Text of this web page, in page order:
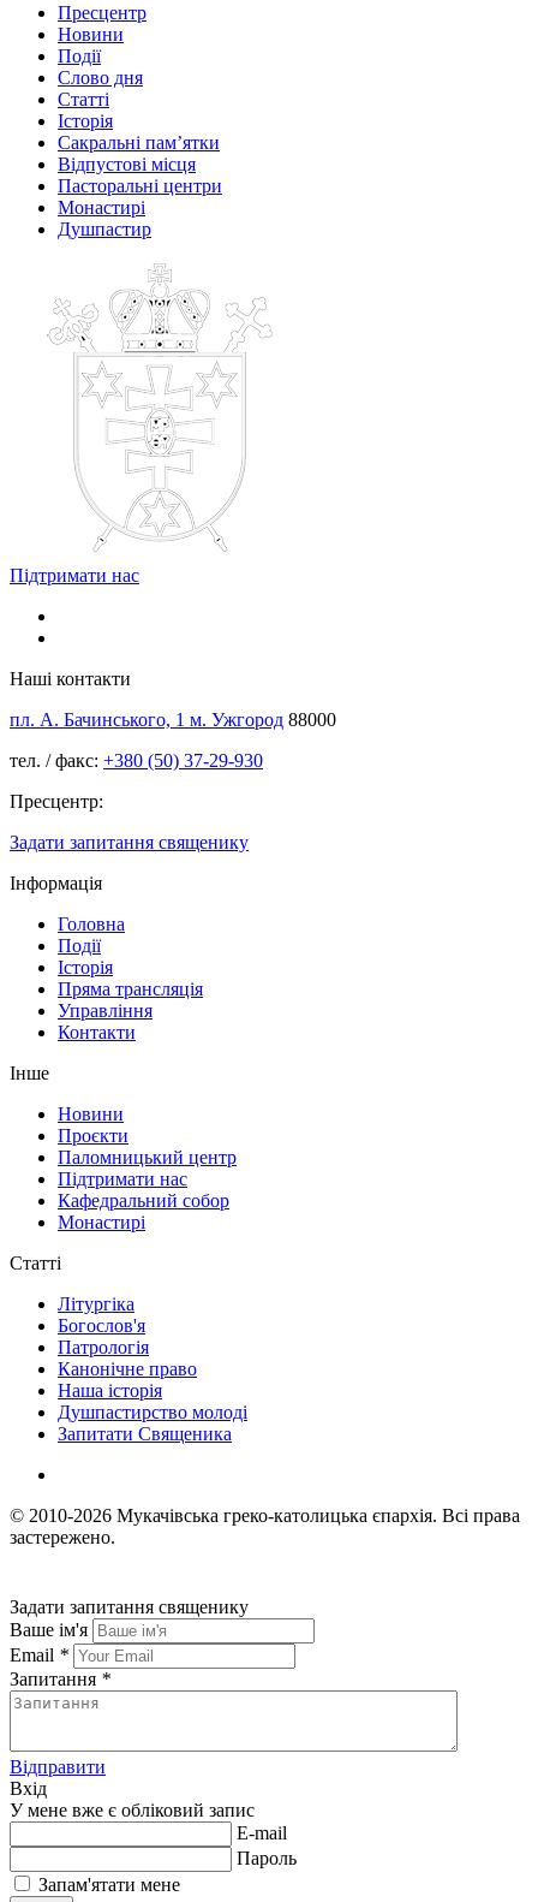
Пресцентр
Новини
Події
Слово дня
Статті
Історія
Сакральні пам’ятки
Відпустові місця
Пасторальні центри
Монастирі
Душпастир
Підтримати нас
Наші контакти
пл. А. Бачинського, 1 м. Ужгород 88000
тел. / факс: +380 (50) 37-29-930
Пресцентр:
Задати запитання священику
Інформація
Головна
Події
Історія
Пряма трансляція
Управління
Контакти
Інше
Новини
Проєкти
Паломницький центр
Підтримати нас
Кафедральний собор
Монастирі
Статті
Літургіка
Богослов'я
Патрологія
Канонічне право
Наша історія
Душпастирство молоді
Запитати Священика
© 2010-2026 Мукачівська греко-католицька єпархія. Всі права
застережено.
Задати запитання священику
Ваше ім'я
Email *
Запитання *
Відправити
Вхід
У мене вже є обліковий запис
E-mail
Пароль
Запам'ятати мене